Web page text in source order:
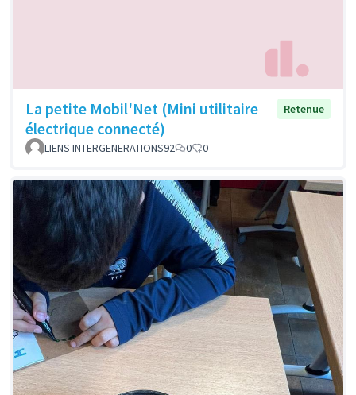
La petite Mobil'Net (Mini utilitaire
électrique connecté)
Retenue
LIENS INTERGENERATIONS92 0 0